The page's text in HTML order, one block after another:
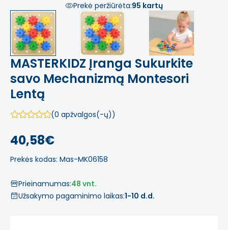
Prekė peržiūrėta:95 kartų
MASTERKIDZ Įranga Sukurkite
savo Mechanizmą Montesori
Lentą
(0 apžvalgos(-ų))
40,58€
Prekės kodas: Mas-MK06158
Prieinamumas:48 vnt.
Užsakymo pagaminimo laikas:1-10 d.d.